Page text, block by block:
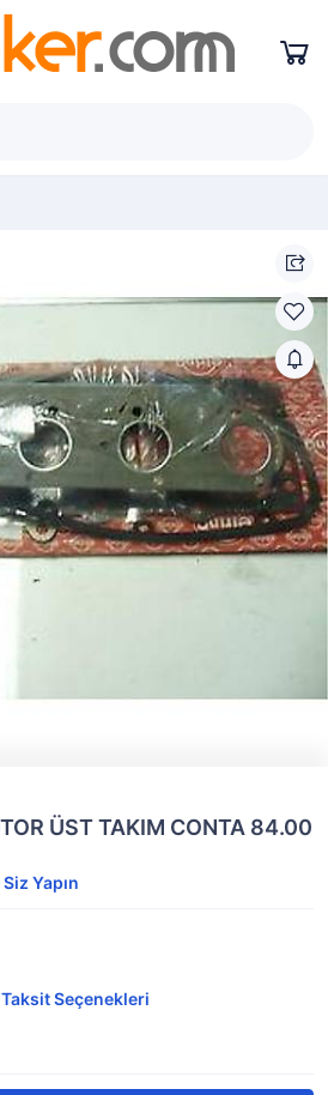
ÜST TAKIM CONTA 84.00
Yapın
Taksit Seçenekleri